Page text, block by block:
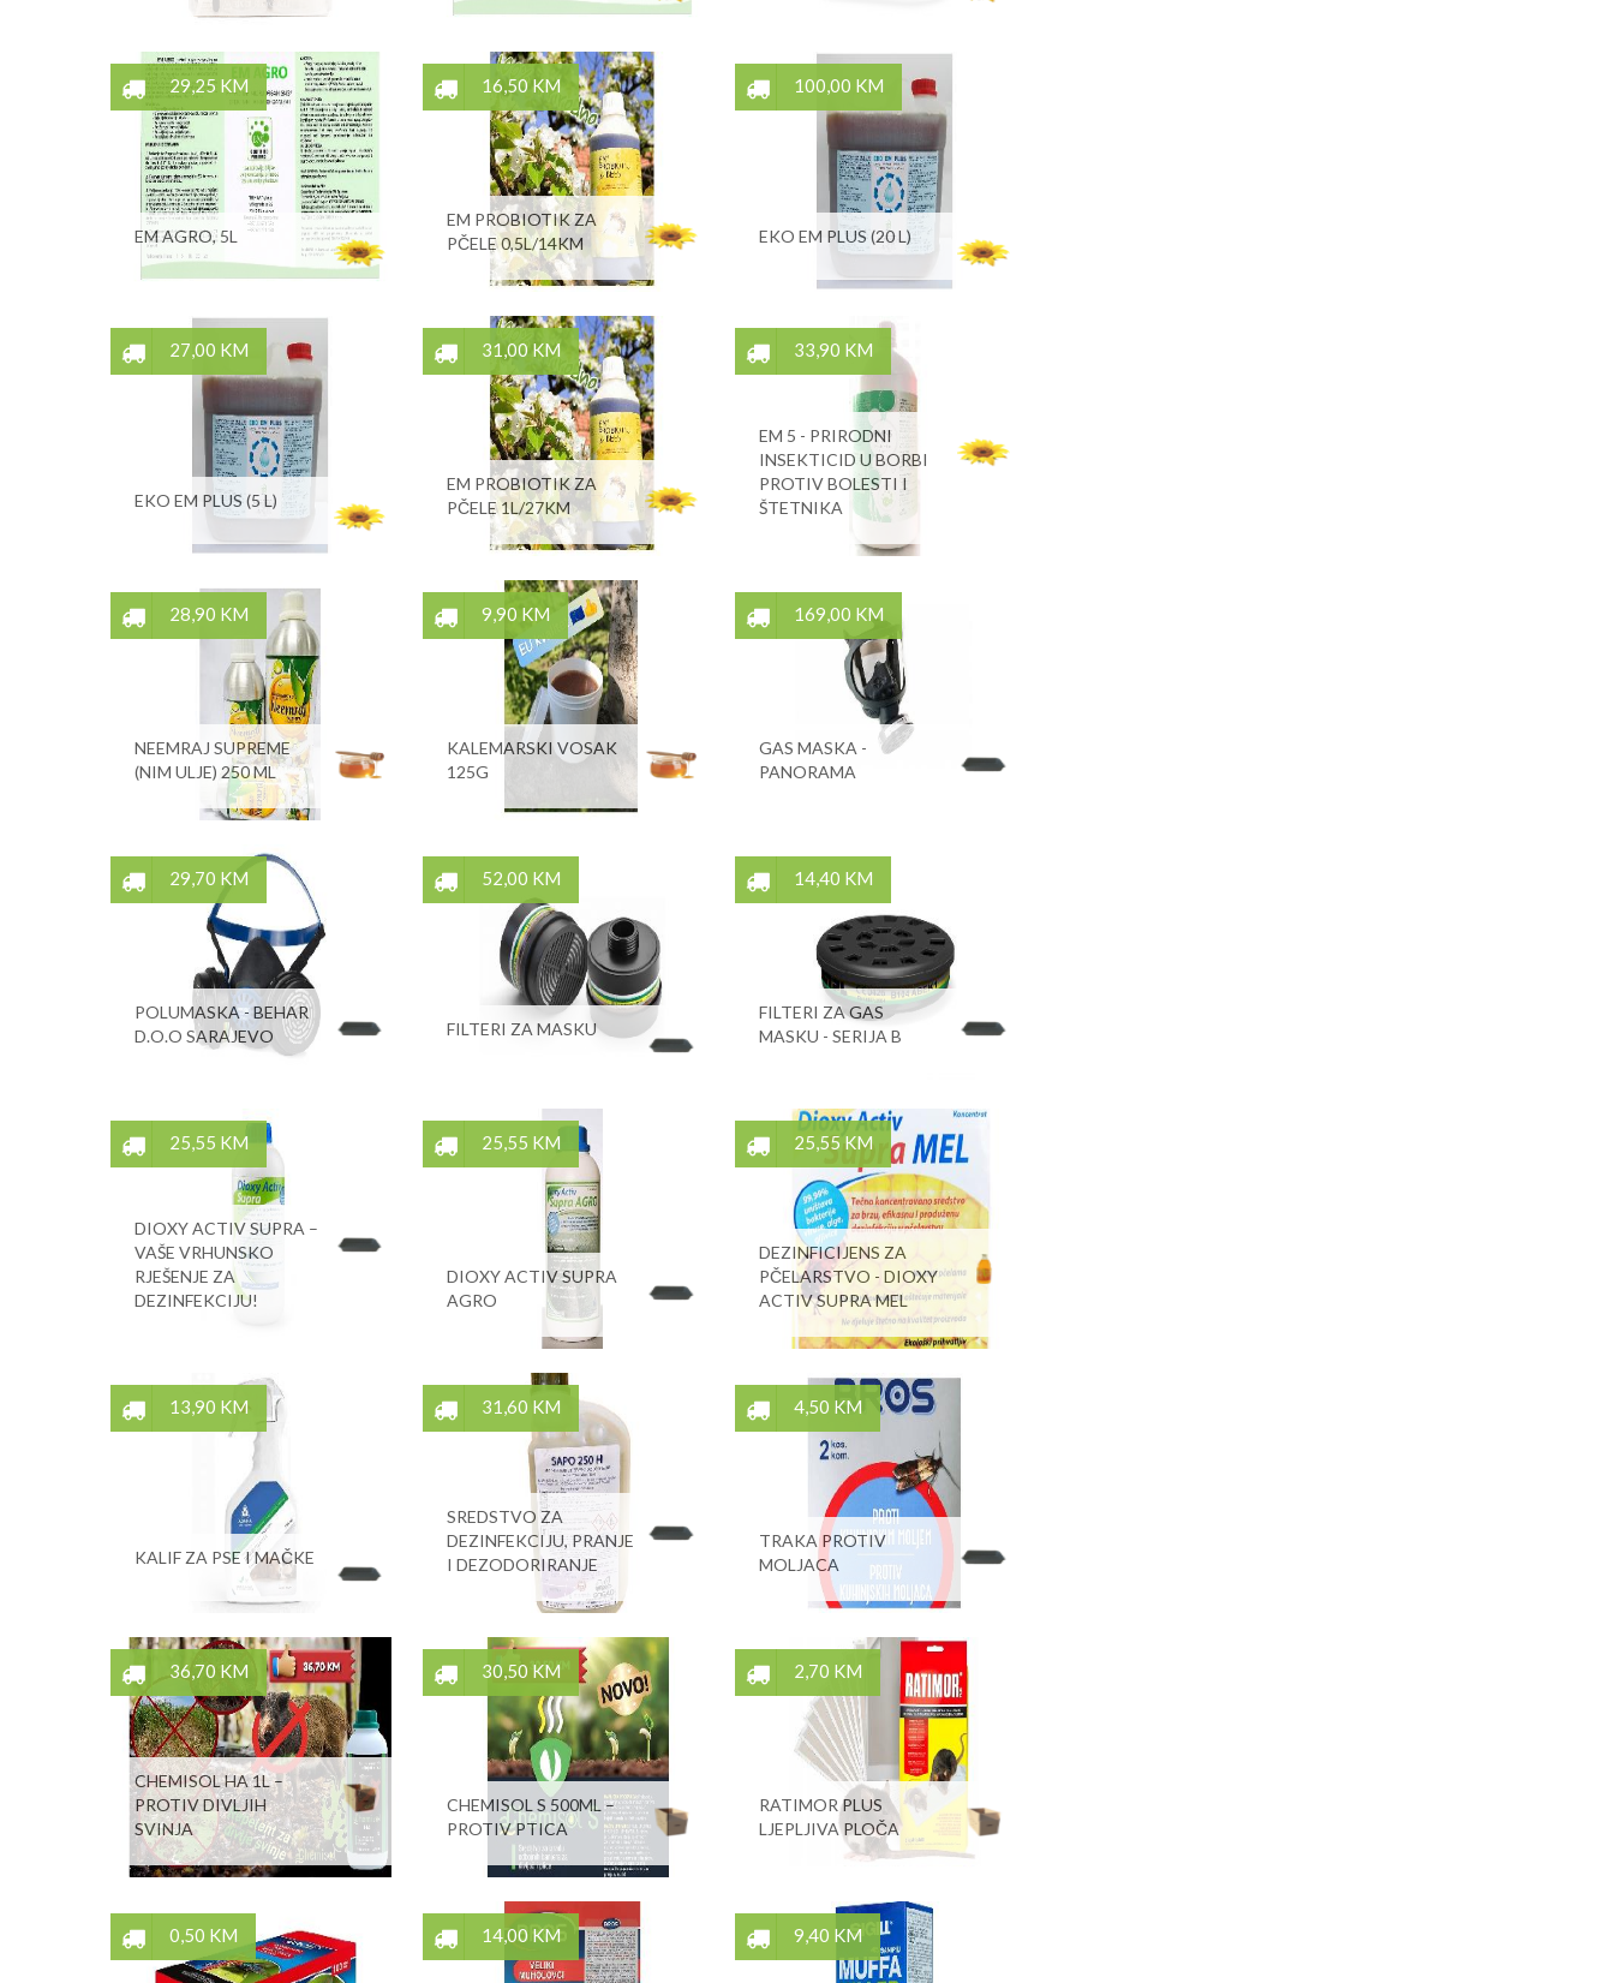
29,25 KM
EM AGRO, 5L
16,50 KM
EM PROBIOTIK ZA
PČELE 0,5L/14KM
100,00 KM
EKO EM PLUS (20 L)
27,00 KM
EKO EM PLUS (5 L)
31,00 KM
EM PROBIOTIK ZA
PČELE 1L/27KM
33,90 KM
EM 5 - PRIRODNI
INSEKTICID U BORBI
PROTIV BOLESTI I
ŠTETNIKA
28,90 KM
NEEMRAJ SUPREME
(NIM ULJE) 250 ML
9,90 KM
KALEMARSKI VOSAK
125G
169,00 KM
GAS MASKA -
PANORAMA
29,70 KM
POLUMASKA - BEHAR
D.O.O SARAJEVO
52,00 KM
FILTERI ZA MASKU
14,40 KM
FILTERI ZA GAS
MASKU - SERIJA B
25,55 KM
DIOXY ACTIV SUPRA –
VAŠE VRHUNSKO
RJEŠENJE ZA
DEZINFEKCIJU!
25,55 KM
DIOXY ACTIV SUPRA
AGRO
25,55 KM
DEZINFICIJENS ZA
PČELARSTVO - DIOXY
ACTIV SUPRA MEL
13,90 KM
KALIF ZA PSE I MAČKE
31,60 KM
SREDSTVO ZA
DEZINFEKCIJU, PRANJE
I DEZODORIRANJE
4,50 KM
TRAKA PROTIV
MOLJACA
36,70 KM
CHEMISOL HA 1L –
PROTIV DIVLJIH
SVINJA
30,50 KM
CHEMISOL S 500ML –
PROTIV PTICA
2,70 KM
RATIMOR PLUS
LJEPLJIVA PLOČA
0,50 KM 14,00 KM 9,40 KM